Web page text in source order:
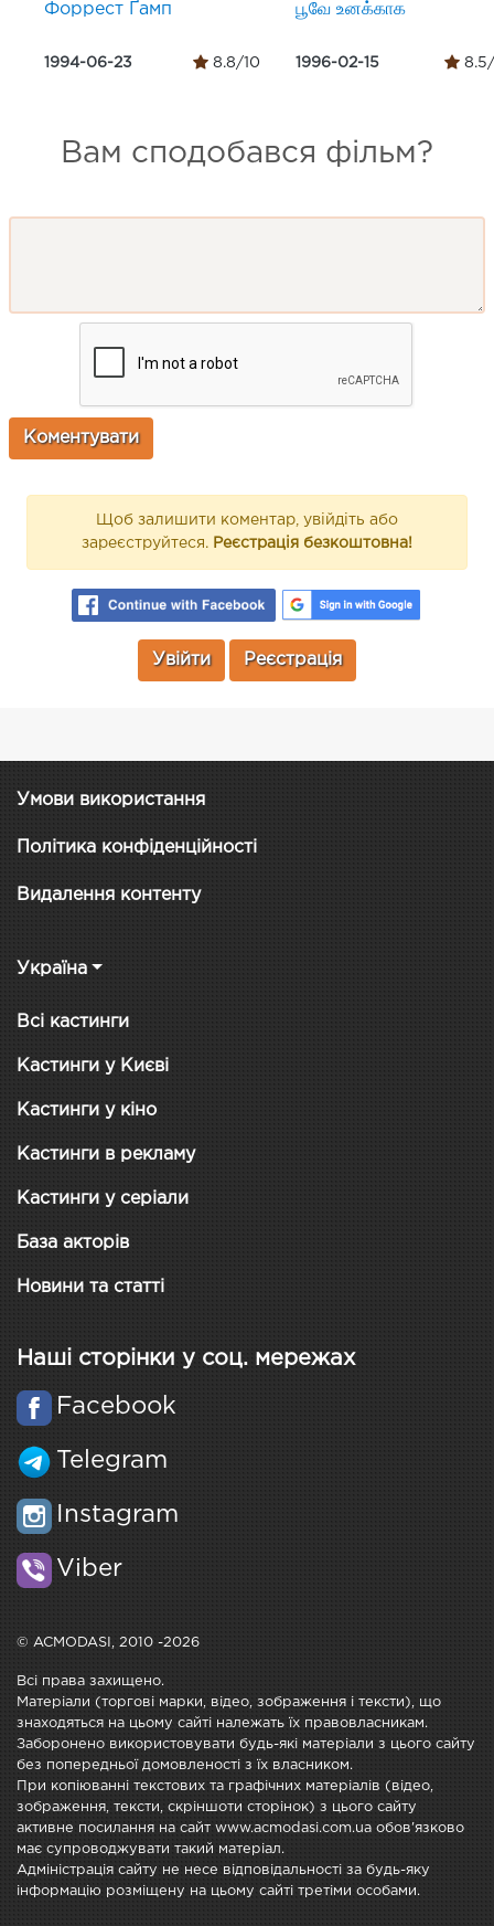
Форрест Ґамп
1994-06-23 8.8/10
பூவே உனக்காக
1996-02-15 8.5/
Вам сподобався фільм?
Щоб залишити коментар, увійдіть або
зареєструйтеся. Реєстрація безкоштовна!
Увійти Реєстрація
Умови використання
Політика конфіденційності
Видалення контенту
Україна
Всі кастинги
Кастинги у Києві
Кастинги у кіно
Кастинги в рекламу
Кастинги у серіали
База акторів
Новини та статті
Наші сторінки у соц. мережах
Facebook
Telegram
Instagram
Viber
© ACMODASI, 2010 -2026
Всі права захищено.
Матеріали (торгові марки, відео, зображення і тексти), що
знаходяться на цьому сайті належать їх правовласникам.
Заборонено використовувати будь-які матеріали з цього сайту
без попередньої домовленості з їх власником.
При копіюванні текстових та графічних матеріалів (відео,
зображення, тексти, скріншоти сторінок) з цього сайту
активне посилання на сайт www.acmodasi.com.ua обов'язково
має супроводжувати такий матеріал.
Адміністрація сайту не несе відповідальності за будь-яку
інформацію розміщену на цьому сайті третіми особами.